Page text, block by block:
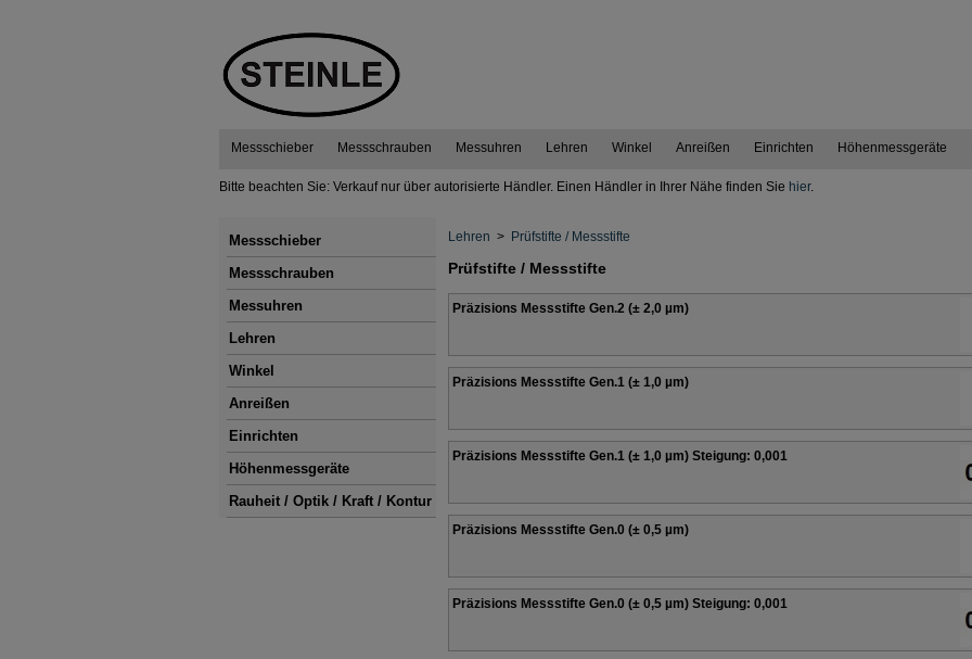
Messschieber Messschrauben Messuhren Lehren Winkel Anreißen Einrichten Höhenmessgeräte
Bitte beachten Sie: Verkauf nur über autorisierte Händler. Einen Händler in Ihrer Nähe finden Sie hier.
Messschieber
Messschrauben
Messuhren
Lehren
Winkel
Anreißen
Einrichten
Höhenmessgeräte
Rauheit / Optik / Kraft / Kontur
Lehren > Prüfstifte / Messstifte
Prüfstifte / Messstifte
Präzisions Messstifte Gen.2 (± 2,0 µm)
Präzisions Messstifte Gen.1 (± 1,0 µm)
Präzisions Messstifte Gen.1 (± 1,0 µm) Steigung: 0,001
Präzisions Messstifte Gen.0 (± 0,5 µm)
Präzisions Messstifte Gen.0 (± 0,5 µm) Steigung: 0,001